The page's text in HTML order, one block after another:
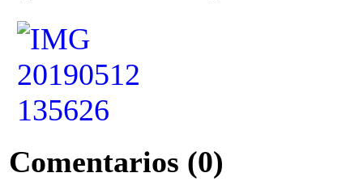
Comentarios (0)